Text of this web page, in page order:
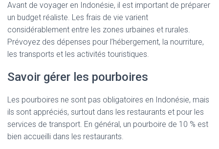
Avant de voyager en Indonésie, il est important de préparer
un budget réaliste. Les frais de vie varient
considérablement entre les zones urbaines et rurales.
Prévoyez des dépenses pour l’hébergement, la nourriture,
les transports et les activités touristiques.
Savoir gérer les pourboires
Les pourboires ne sont pas obligatoires en Indonésie, mais
ils sont appréciés, surtout dans les restaurants et pour les
services de transport. En général, un pourboire de 10 % est
bien accueilli dans les restaurants.